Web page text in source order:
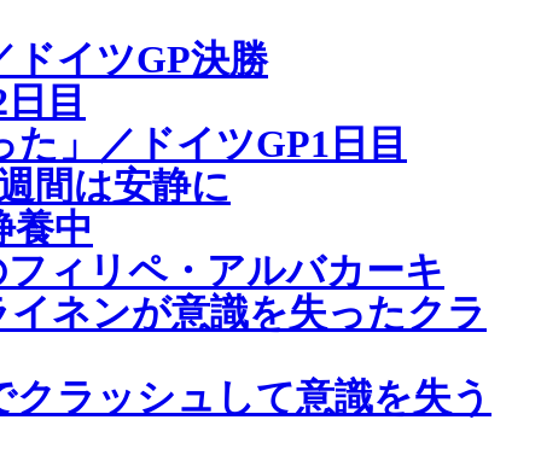
イツGP決勝
目
」／ドイツGP1日目
間は安静に
養中
ィリペ・アルバカーキ
ネンが意識を失ったクラ
ラッシュして意識を失う